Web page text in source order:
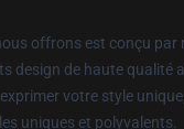
offrons est conçu par
design de haute qualité
votre style
uniques et polyvalents.